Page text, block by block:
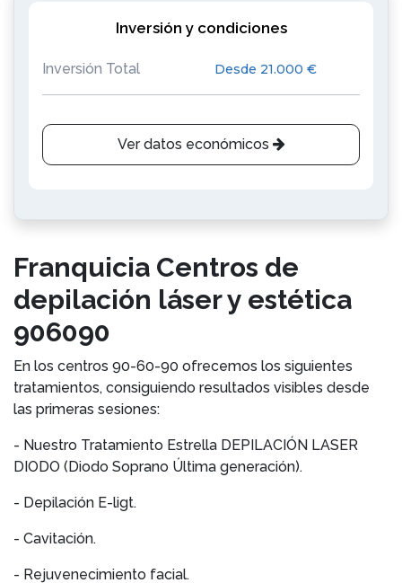
Inversión y condiciones
Inversión Total Desde 21.000 €
Ver datos económicos
Franquicia Centros de
depilación láser y estética
906090
En los centros 90-60-90 ofrecemos los siguientes
tratamientos, consiguiendo resultados visibles desde
las primeras sesiones:
- Nuestro Tratamiento Estrella DEPILACIÓN LASER
DIODO (Diodo Soprano Última generación).
- Depilación E-ligt.
- Cavitación.
- Rejuvenecimiento facial.